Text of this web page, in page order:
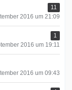
11
2016 um 21:09
1
2016 um 19:11
2016 um 09:43